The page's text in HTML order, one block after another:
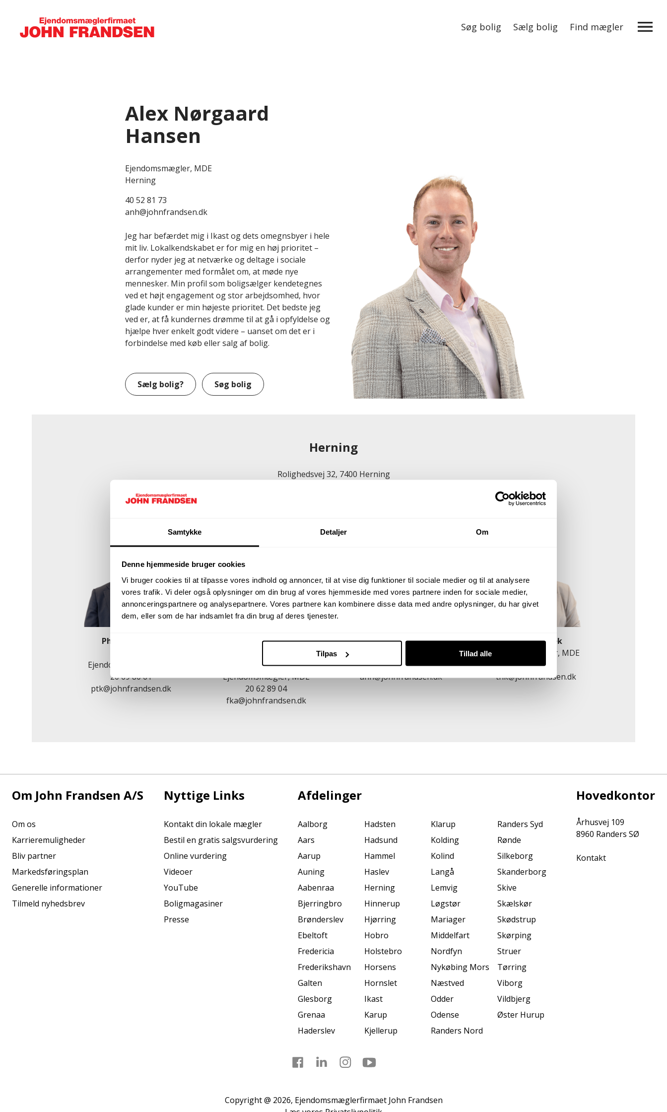
Samtykke Detaljer Om
Denne hjemmeside bruger cookies
Vi bruger cookies til at tilpasse vores indhold og annoncer, til at vise dig funktioner til sociale medier og til at analysere
vores trafik. Vi deler også oplysninger om din brug af vores hjemmeside med vores partnere inden for sociale medier,
annonceringspartnere og analysepartnere. Vores partnere kan kombinere disse data med andre oplysninger, du har givet
dem, eller som de har indsamlet fra din brug af deres tjenester.
Tilpas Tillad alle
Søg bolig Sælg bolig Find mægler Mere
Alex Nørgaard
Hansen
Ejendomsmægler, MDE
Herning
40 52 81 73
anh@johnfrandsen.dk
Jeg har befærdet mig i Ikast og dets omegnsbyer i hele
mit liv. Lokalkendskabet er for mig en høj prioritet –
derfor nyder jeg at netværke og deltage i sociale
arrangementer med formålet om, at møde nye
mennesker. Min profil som boligsælger kendetegnes
ved et højt engagement og stor arbejdsomhed, hvor
glade kunder er min højeste prioritet. Det bedste jeg
ved er, at få kundernes drømme til at gå i opfyldelse og
hjælpe hver enkelt godt videre – uanset om det er i
forbindelse med køb eller salg af bolig.
Sælg bolig? Søg bolig
Herning
Rolighedsvej 32, 7400 Herning
Phillip Thusing
Ejendomsmægler, MDE
20 69 80 61
ptk@johnfrandsen.dk
Frederik Krusborg
Partner &
Ejendomsmægler, MDE
20 62 89 04
fka@johnfrandsen.dk
Alex Nørgaard Hansen
40 52 81 73
anh@johnfrandsen.dk
Thea Kølbæk
Ejendomsmægler, MDE
30 95 51 68
thk@johnfrandsen.dk
Om John Frandsen A/S
Om os
Karrieremuligheder
Bliv partner
Markedsføringsplan
Generelle informationer
Tilmeld nyhedsbrev
Nyttige Links
Kontakt din lokale mægler
Bestil en gratis salgsvurdering
Online vurdering
Videoer
YouTube
Boligmagasiner
Presse
Afdelinger
Aalborg
Aars
Aarup
Auning
Aabenraa
Bjerringbro
Brønderslev
Ebeltoft
Fredericia
Frederikshavn
Galten
Glesborg
Grenaa
Haderslev
Hadsten
Hadsund
Hammel
Haslev
Herning
Hinnerup
Hjørring
Hobro
Holstebro
Horsens
Hornslet
Ikast
Karup
Kjellerup
Klarup
Kolding
Kolind
Langå
Lemvig
Løgstør
Mariager
Middelfart
Nordfyn
Nykøbing Mors
Næstved
Odder
Odense
Randers Nord
Randers Syd
Rønde
Silkeborg
Skanderborg
Skive
Skælskør
Skødstrup
Skørping
Struer
Tørring
Viborg
Vildbjerg
Øster Hurup
Hovedkontor
Århusvej 109
8960 Randers SØ
Kontakt
FacebookLinkedIn Instagram
Copyright @ 2026, Ejendomsmæglerfirmaet John Frandsen